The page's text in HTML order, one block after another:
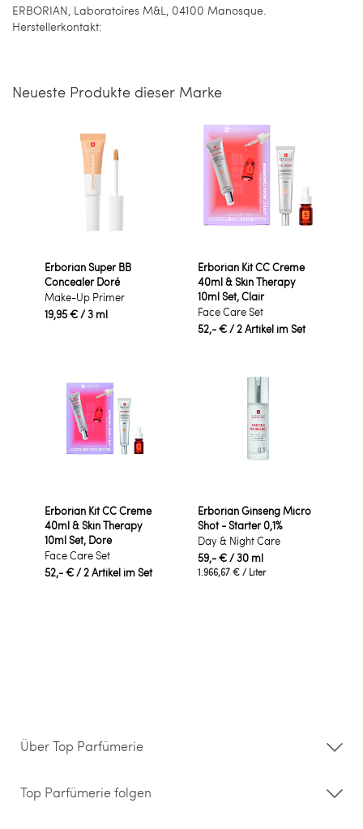
ERBORIAN, Laboratoires M&L, 04100 Manosque.
Herstellerkontakt:
Neueste Produkte dieser Marke
Erborian Super BB
Concealer Doré
Make-Up Primer
19,95 €/ 3 ml
Erborian Kit CC Creme
40ml & Skin Therapy
10ml Set, Clair
Face Care Set
52,- €/ 2 Artikel im Set
Erborian Kit CC Creme
40ml & Skin Therapy
10ml Set, Dore
Face Care Set
52,- €/ 2 Artikel im Set
Erborian Ginseng Micro
Shot - Starter 0,1%
Day & Night Care
59,- €/ 30 ml
1.966,67 € / Liter
Über Top Parfümerie
Storefinder
Kontakt
Top Parfümerie folgen